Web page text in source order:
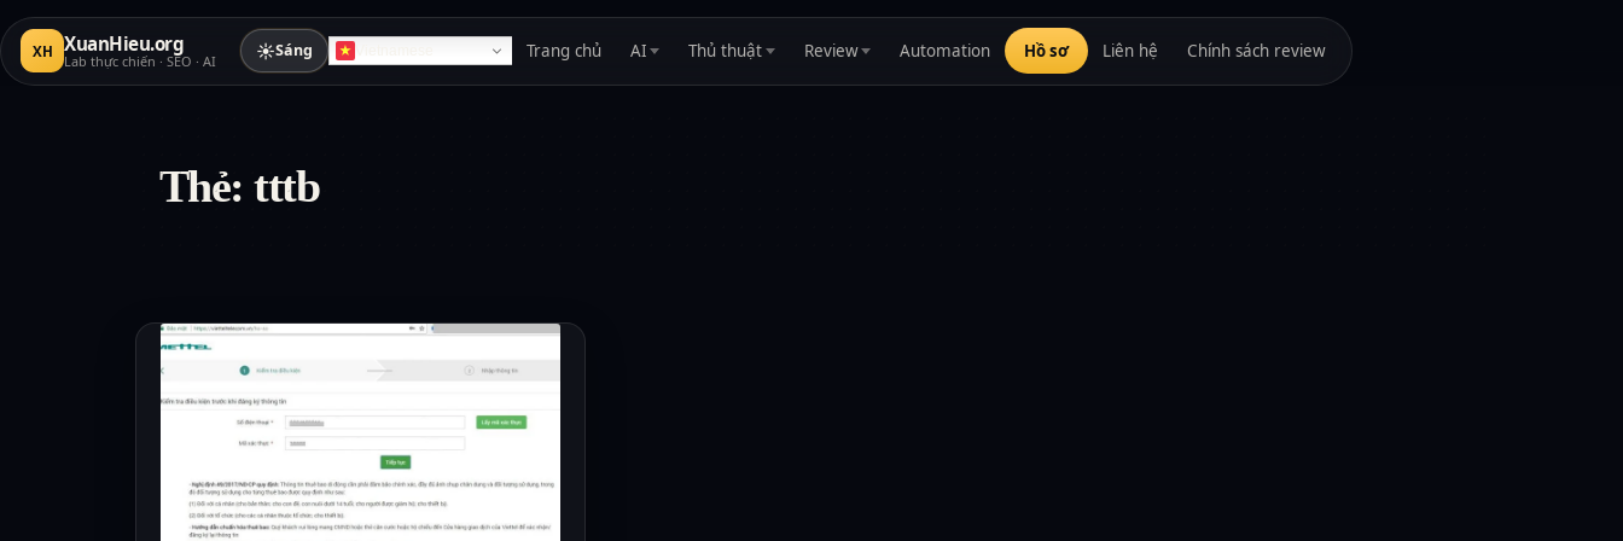
XH XuanHieu.org
Lab thực chiến · SEO · AI ☀Sáng Trang chủ AI Thủ thuật Review Automation Hồ sơ Liên hệ Chính sách review
Thẻ:tttb